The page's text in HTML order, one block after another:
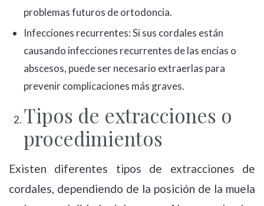
problemas futuros de ortodoncia.
Infecciones recurrentes: Si sus cordales están
causando infecciones recurrentes de las encías o
abscesos, puede ser necesario extraerlas para
prevenir complicaciones más graves.
Tipos de extracciones o
procedimientos
Existen diferentes tipos de extracciones de
cordales, dependiendo de la posición de la muela